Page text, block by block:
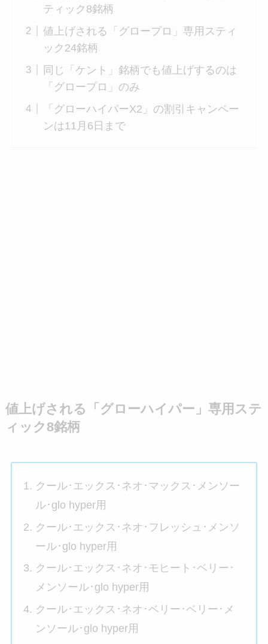
ティック8銘柄
値上げされる「グロープロ」専用スティ
ック24銘柄
同じ「ケント」銘柄でも値上げするのは
「グロープロ」のみ
「グローハイパーX2」の割引キャンペー
ンは11月6日まで
値上げされる「グローハイパー」専用ステ
ィック8銘柄
クール･エックス･ネオ･マックス･メンソー
ル･glo hyper用
クール･エックス･ネオ･フレッシュ･メンソ
ール･glo hyper用
クール･エックス･ネオ･モヒート･ベリー･
メンソール･glo hyper用
クール･エックス･ネオ･ベリー･ベリー･メ
ンソール･glo hyper用